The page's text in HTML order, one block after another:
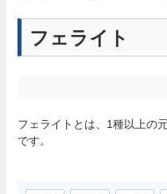
フェライト
フェライトとは、1種以上の
です。